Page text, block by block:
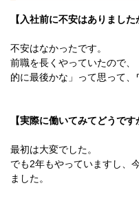
個人情報保護方針
【入社前に不安はありました
不安はなかったです。
前職を長くやっていたので
的に最後かな」って思って、
【実際に働いてみてどうです
最初は大変でした。
でも2年もやっていますし、
ました。